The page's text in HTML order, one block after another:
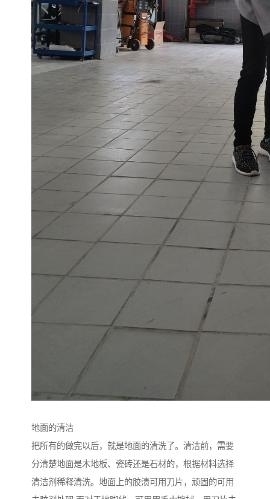
地面的清洁
把所有的做完以后，就是地面的清洗了。清洁前，需要
分清楚地面是木地板、瓷砖还是石材的，根据材料选择
清洁剂稀释清洗。地面上的胶渍可用刀片，顽固的可用